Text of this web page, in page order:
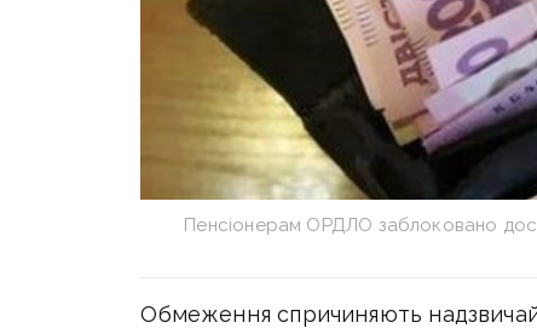
Пенсіонерам ОРДЛО заблоковано
Обмеження спричиняють